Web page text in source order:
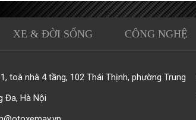
XE & ĐỜI SỐNG CÔNG NGHỆ
toà nhà 4 tầng, 102 Thái Thịnh, phường Trung
Đa, Hà Nội